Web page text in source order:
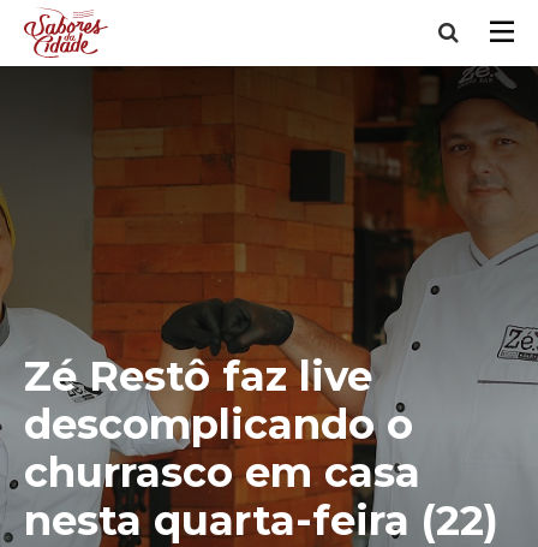
Zé Restô faz live
descomplicando o
churrasco em casa
nesta quarta-feira (22)